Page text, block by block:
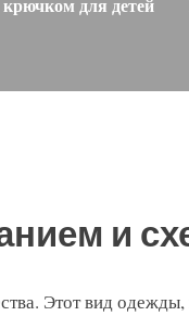
для детей
и
Этот вид одежды,